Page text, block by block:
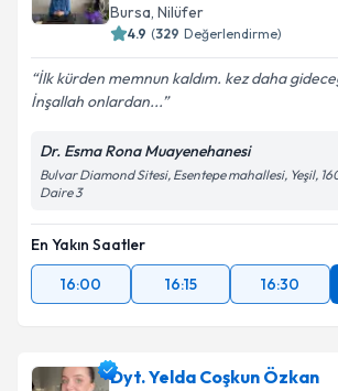
E-posta Adresiniz
Metni'ni okudum ve kişisel
kapsamda işlenmesini kabul
Bursa, Nilüfer
4.9 (329 Değerlendirme)
İlk kürden memnun kaldım. kez daha
İnşallah onlardan...
Dr. Esma Rona Muayenehanesi
Bulvar Diamond Sitesi, Esentepe mahallesi, Yeşil,
Daire 3
En Yakın Saatler
16:00
16:15 16:30
Dyt. Yelda Coşkun Özkan